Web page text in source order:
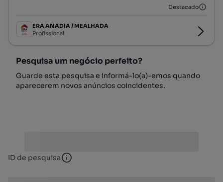
Destacado
ERA ANADIA / MEALHADA
Profissional
Pesquisa um negócio perfeito?
Guarde esta pesquisa e informá-lo(a)-emos quando
aparecerem novos anúncios coincidentes.
ID de pesquisa ID de pesquisa